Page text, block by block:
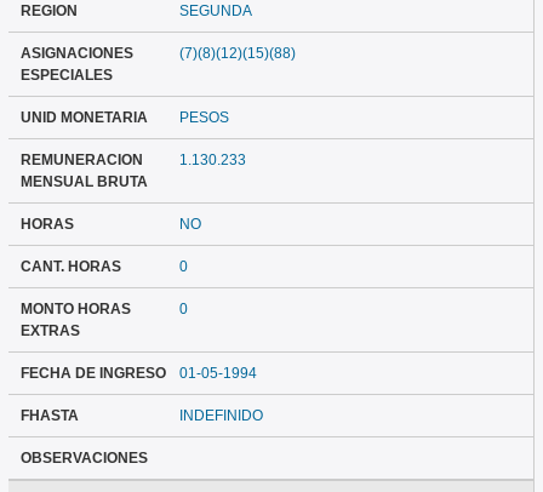
REGION SEGUNDA
ASIGNACIONES
ESPECIALES
(7)(8)(12)(15)(88)
UNID MONETARIA PESOS
REMUNERACION
MENSUAL BRUTA
1.130.233
HORAS NO
CANT. HORAS 0
MONTO HORAS
EXTRAS
0
FECHA DE INGRESO 01-05-1994
FHASTA INDEFINIDO
OBSERVACIONES